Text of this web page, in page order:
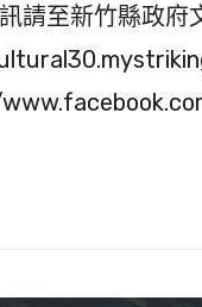
請至新竹縣政府